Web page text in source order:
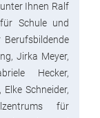
Ihnen Ralf
Schule und
Berufsbildende
Jirka Meyer,
Hecker,
Schneider,
für